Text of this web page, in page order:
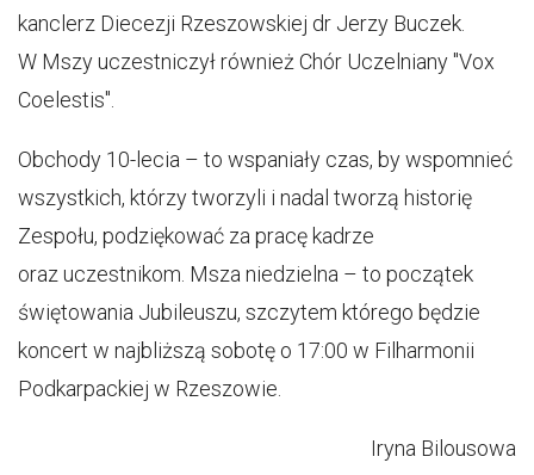
kanclerz Diecezji Rzeszowskiej dr Jerzy Buczek.
W Mszy uczestniczył również Chór Uczelniany "Vox
Coelestis".
Obchody 10-lecia – to wspaniały czas, by wspomnieć
wszystkich, którzy tworzyli i nadal tworzą historię
Zespołu, podziękować za pracę kadrze
oraz uczestnikom. Msza niedzielna – to początek
świętowania Jubileuszu, szczytem którego będzie
koncert w najbliższą sobotę o 17:00 w Filharmonii
Podkarpackiej w Rzeszowie.
Iryna Bilousowa